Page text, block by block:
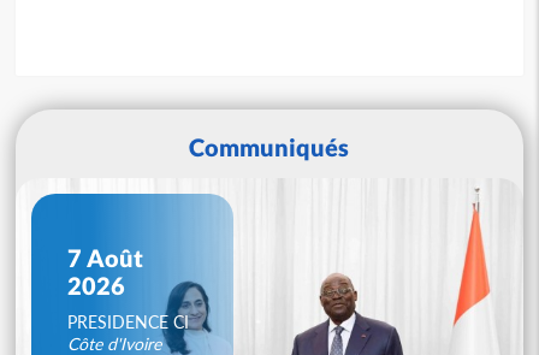
Communiqués
7 Août
2026
PRESIDENCE CI
Côte d'Ivoire